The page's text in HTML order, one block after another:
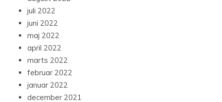
juli 2022
juni 2022
maj 2022
april 2022
marts 2022
februar 2022
januar 2022
december 2021